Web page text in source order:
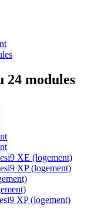
24 modules
XE (logement)
XP (logement)
XP (logement)